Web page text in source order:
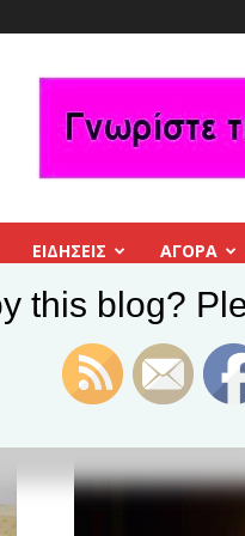
ΕΙΔΗΣΕΙΣ ΑΓΟΡΑ
this blog?